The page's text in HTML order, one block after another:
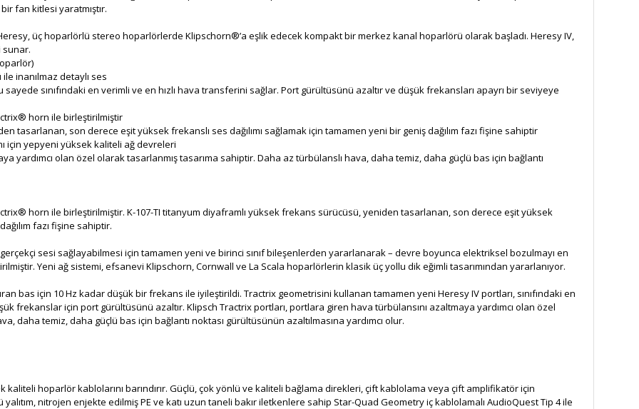
fan kitlesi yaratmıştır.
üç hoparlörlü stereo hoparlörlerde Klipschorn®’a eşlik edecek kompakt bir merkez kanal hoparlörü olarak başladı. Heresy IV,
inanılmaz detaylı ses
sınıfındaki en verimli ve en hızlı hava transferini sağlar. Port gürültüsünü azaltır ve düşük frekansları apayrı bir seviyeye
horn ile birleştirilmiştir
tasarlanan, son derece eşit yüksek frekanslı ses dağılımı sağlamak için tamamen yeni bir geniş dağılım fazı fişine sahiptir
için yepyeni yüksek kaliteli ağ devreleri
yardımcı olan özel olarak tasarlanmış tasarıma sahiptir. Daha az türbülanslı hava, daha temiz, daha güçlü bas için bağlantı
horn ile birleştirilmiştir. K-107-TI titanyum diyaframlı yüksek frekans sürücüsü, yeniden tasarlanan, son derece eşit yüksek
fazı fişine sahiptir.
gerçekçi sesi sağlayabilmesi için tamamen yeni ve birinci sınıf bileşenlerden yararlanarak – devre boyunca elektriksel bozulmayı en
Yeni ağ sistemi, efsanevi Klipschorn, Cornwall ve La Scala hoparlörlerin klasik üç yollu dik eğimli tasarımından yararlanıyor.
bas için 10 Hz kadar düşük bir frekans ile iyileştirildi. Tractrix geometrisini kullanan tamamen yeni Heresy IV portları, sınıfındaki en
frekanslar için port gürültüsünü azaltır. Klipsch Tractrix portları, portlara giren hava türbülansını azaltmaya yardımcı olan özel
daha temiz, daha güçlü bas için bağlantı noktası gürültüsünün azaltılmasına yardımcı olur.
kaliteli hoparlör kablolarını barındırır. Güçlü, çok yönlü ve kaliteli bağlama direkleri, çift kablolama veya çift amplifikatör için
nitrojen enjekte edilmiş PE ve katı uzun taneli bakır iletkenlere sahip Star-Quad Geometry iç kablolamalı AudioQuest Tip 4 ile